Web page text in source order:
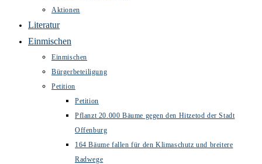
Aktionen
Literatur
Einmischen
Einmischen
Bürgerbeteiligung
Petition
Petition
Pflanzt 20.000 Bäume gegen den Hitzetod der Stadt
Offenburg
164 Bäume fallen für den Klimaschutz und breitere
Radwege